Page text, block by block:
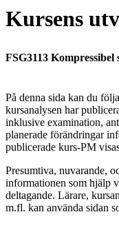
Kursens
FSG3113
På denna sida kan du
kursanalysen har
inklusive examination,
planerade förändringar
publicerade kurs-PM
Presumtiva, nuvarande,
informationen som hjälp
deltagande. Lärare,
m.fl. kan använda sidan